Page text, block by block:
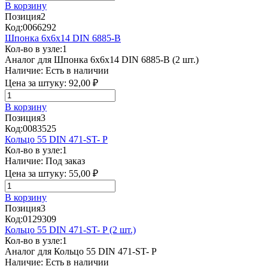
В корзину
Позиция2
Код:0066292
Шпонка 6х6х14 DIN 6885-B
Кол-во в узле:1
Аналог для Шпонка 6x6x14 DIN 6885-B (2 шт.)
Наличие: Есть в наличии
Цена за штуку: 92,00 ₽
В корзину
Позиция3
Код:0083525
Кольцо 55 DIN 471-ST- P
Кол-во в узле:1
Наличие: Под заказ
Цена за штуку: 55,00 ₽
В корзину
Позиция3
Код:0129309
Кольцо 55 DIN 471-ST- P (2 шт.)
Кол-во в узле:1
Аналог для Кольцо 55 DIN 471-ST- P
Наличие: Есть в наличии